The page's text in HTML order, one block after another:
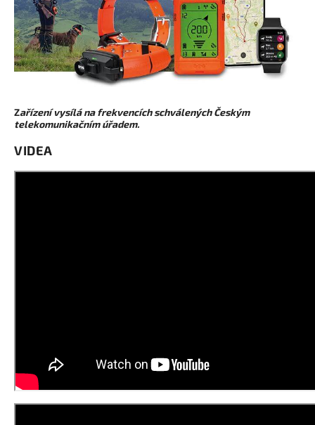
Zařízení vysílá na frekvencích schválených Českým
telekomunikačním úřadem.
VIDEA